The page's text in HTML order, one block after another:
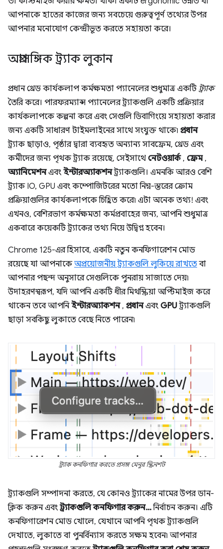
আপনাকে হাতের কাজের জন্য সবচেয়ে গুরুত্বপূর্ণ তথ্যের উপর
আপনার মনোযোগ কেন্দ্রীভূত করতে সহায়তা করে।
অপ্রাসঙ্গিক ট্র্যাক লুকান
প্রধান থ্রেড কার্যকলাপ কর্মক্ষমতা প্যানেলের শুধুমাত্র একটিট্র্যাক
তৈরি করে। পারফরম্যান্স প্যানেলের ট্র্যাকগুলি একটি প্রক্রিয়ার
কার্যকলাপকে কল্পনা করে এবং সেগুলি ডিবাগিংয়ে সহায়তা করার
জন্য একটি সাধারণ টাইমলাইনের সাথে সংযুক্ত থাকে৷ প্রধান
ট্র্যাক ছাড়াও, পৃষ্ঠার দ্বারা ব্যবহৃত অন্যান্য সাবফ্রেম, থ্রেড এবং
কর্মীদের জন্য পৃথক ট্র্যাক রয়েছে, সেইসাথে নেটওয়ার্ক, ফ্রেম,
অ্যানিমেশনএবং ইন্টারঅ্যাকশনট্র্যাকগুলি। এমনকি আরও বেশি
ট্র্যাক IO, GPU এবং কম্পোজিটরের মতো নিম্ন-স্তরের ক্রোম
প্রক্রিয়াগুলির কার্যকলাপকে চিহ্নিত করে৷ এটা অনেক তথ্য! এবং
এখনও, বেশিরভাগ কর্মক্ষমতা কর্মপ্রবাহের জন্য, আপনি শুধুমাত্র
একবারে কয়েকটি ট্র্যাকের তথ্য নিয়ে উদ্বিগ্ন হবেন।
Chrome 125-এর হিসাবে, একটি নতুন কনফিগারেশন মোড
রয়েছে যা আপনাকেঅপ্রয়োজনীয় ট্র্যাকগুলি লুকিয়ে রাখতেবা
আপনার পছন্দ অনুসারে সেগুলিকে পুনরায় সাজাতে দেয়৷
উদাহরণস্বরূপ, যদি আপনি একটি ধীর মিথস্ক্রিয়া অপ্টিমাইজ করে
থাকেন তবে আপনিইন্টারঅ্যাকশন, প্রধানএবং GPUট্র্যাকগুলি
ছাড়া সবকিছু লুকাতে বেছে নিতে পারেন৷
ট্র্যাক কনফিগার করতে প্রসঙ্গ মেনুর স্ক্রিনশট
ট্র্যাকগুলি সম্পাদনা করতে, যে কোনও ট্র্যাকের নামের উপর ডান-
ক্লিক করুন এবং ট্র্যাকগুলি কনফিগার করুন…নির্বাচন করুন। এটি
কনফিগারেশন মোড খোলে, যেখানে আপনি পৃথক ট্র্যাকগুলি
দেখাতে, লুকাতে বা পুনর্বিন্যাস করতে সক্ষম হবেন৷ আপনার